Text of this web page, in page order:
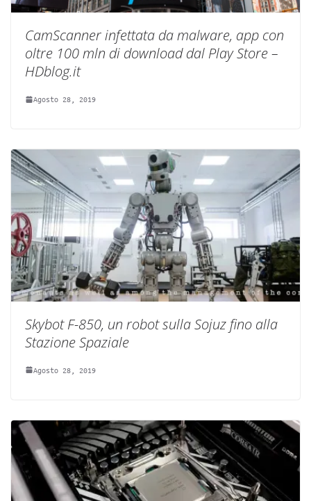
CamScanner infettata da malware, app con
oltre 100 mln di download dal Play Store –
HDblog.it
Agosto 28, 2019
Skybot F-850, un robot sulla Sojuz fino alla
Stazione Spaziale
Agosto 28, 2019